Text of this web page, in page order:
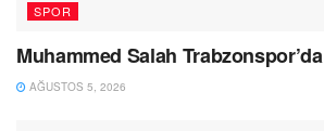
SPOR
Muhammed Salah Trabzonspor’da
AĞUSTOS 5, 2026